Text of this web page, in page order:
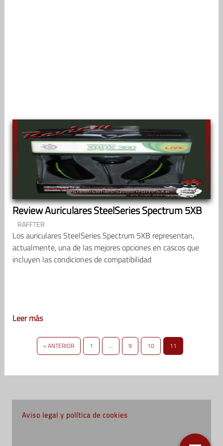
Review Auriculares SteelSeries Spectrum 5XB
RAFFTER
Los auriculares SteelSeries Spectrum 5XB representan,
actualmente, una de las mejores opciones en cascos que
incluyen las condiciones de compatibilidad
Leer más
« ANTERIOR 1 … 9 10 11
Aviso legal y política de cookies